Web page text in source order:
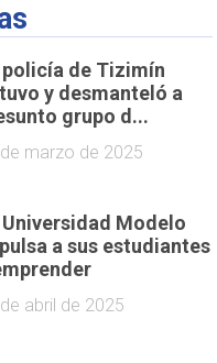
policía de Tizimín
y desmanteló a
grupo d...
marzo de 2025
Universidad Modelo
a sus estudiantes
abril de 2025